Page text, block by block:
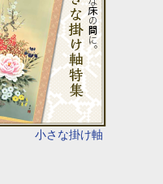
小さな掛け軸